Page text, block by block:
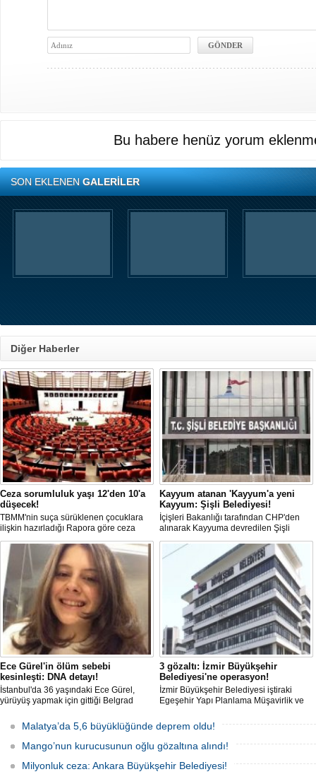
Bu habere henüz yorum
SON EKLENENGALERİLER
Diğer Haberler
Ceza sorumluluk yaşı 12'den 10'a
düşecek!
TBMM'nin suça sürüklenen çocuklara
ilişkin hazırladığı Rapora göre ceza
sorumluluğu yaşının; 12'den 10'a
düşürülmesi planlanıyor.
Kayyum atanan 'Kayyum'a yeni
Kayyum: Şişli Belediyesi!
İçişleri Bakanlığı tarafından CHP'den
alınarak Kayyuma devredilen Şişli
Belediyesinde bir hafta içinde 2. kez
Kayyum değişti.
Ece Gürel'in ölüm sebebi
kesinleşti: DNA detayı!
İstanbul'da 36 yaşındaki Ece Gürel,
yürüyüş yapmak için gittiği Belgrad
karıştı. 4 gün sonra sağ bulunan ancak
kaldırıldığı hastanede hayatını
kaybeden Ece'nin ölümüyle ilgili
soruşturma tamamlanırken, dikkat
çeken detaylar yer aldı.
3 gözaltı: İzmir Büyükşehir
Belediyesi'ne operasyon!
İzmir Büyükşehir Belediyesi iştiraki
Egeşehir Yapı Planlama Müşavirlik ve
karıştırma' operasyonu düzenlendi. 4
şüpheliden 3'ü; Jandarma ekipleri
tarafınca gözaltına alındı.
Malatya’da 5,6 büyüklüğünde deprem oldu!
Mango’nun kurucusunun oğlu gözaltına alındı!
Milyonluk ceza: Ankara Büyükşehir Belediyesi!